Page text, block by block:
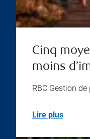
Cinq
moins
RBC Gestion
Lire plus